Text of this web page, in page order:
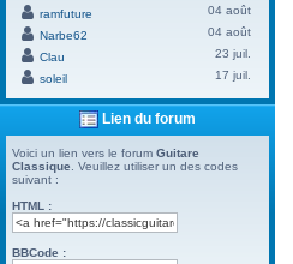
ramfuture
04 août
Narbe62
04 août
Clau
23 juil.
soleil
17 juil.
Lien du forum
Voici un lien vers le forum Guitare
Classique . Veuillez utiliser un des codes
suivant :
HTML :
BBCode :